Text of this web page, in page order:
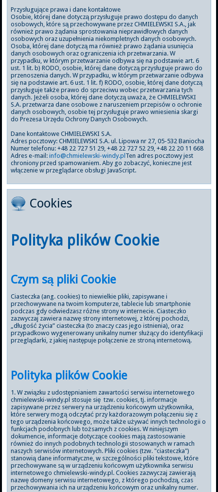
Przysługujące prawa i dane kontaktowe
Osobie, której dane dotyczą przysługuje prawo dostępu do danych
osobowych, które są przechowywane przez CHMIELEWSKI S.A., jak
również prawo żądania sprostowania nieprawidłowych danych
osobowych oraz uzupełnienia niekompletnych danych osobowych.
Osoba, której dane dotyczą ma również prawo żądania usunięcia
danych osobowych oraz ograniczenia ich przetwarzania. W
przypadku, w którym przetwarzanie odbywa się na podstawie art. 6
ust. 1 lit. b) RODO, osobie, której dane dotyczą przysługuje prawo do
przenoszenia danych. W przypadku, w którym przetwarzanie odbywa
się na podstawie art. 6 ust. 1 lit. f) RODO, osobie, której dane dotyczą
przysługuje także prawo do sprzeciwu wobec przetwarzania tych
danych. Jeżeli osoba, której dane dotyczą uważa, że CHMIELEWSKI
S.A. przetwarza dane osobowe z naruszeniem przepisów o ochronie
danych osobowych, osobie tej przysługuje prawo wniesienia skargi
do Prezesa Urzędu Ochrony Danych Osobowych.
Dane kontaktowe CHMIELEWSKI S.A.
Adres pocztowy: CHMIELEWSKI S.A. ul. Lipowa nr 27, 05-532 Baniocha
Numer telefonu: +48 22 727 51 29, +48 22 727 52 29, +48 22 20 11 668
Adres e-mail:info@chmielewski-windy.pl Ten adres pocztowy jest
chroniony przed spamowaniem. Aby go zobaczyć, konieczne jest
włączenie w przeglądarce obsługi JavaScript.
Cookies
Polityka plików Cookie
Czym są pliki Cookie
Ciasteczka (ang. cookies) to niewielkie pliki, zapisywane i
przechowywane na twoim komputerze, tablecie lub smartphonie
podczas gdy odwiedzasz różne strony w internecie. Ciasteczko
zazwyczaj zawiera nazwę strony internetowej, z której pochodzi,
„długość życia” ciasteczka (to znaczy czas jego istnienia), oraz
przypadkowo wygenerowany unikalny numer służący do identyfikacji
przeglądarki, z jakiej następuje połączenie ze stroną internetową.
Polityka plików Cookie
1. W związku z udostępnianiem zawartości serwisu internetowego
chmielewski-windy.pl stosuje się tzw. cookies, tj. informacje
zapisywane przez serwery na urządzeniu końcowym użytkownika,
które serwery mogą odczytać przy każdorazowym połączeniu się z
tego urządzenia końcowego, może także używać innych technologii o
funkcjach podobnych lub tożsamych z cookies. W niniejszym
dokumencie, informacje dotyczące cookies mają zastosowanie
również do innych podobnych technologii stosowanych w ramach
naszych serwisów internetowych. Pliki cookies (tzw. "ciasteczka")
stanowią dane informatyczne, w szczególności pliki tekstowe, które
przechowywane są w urządzeniu końcowym użytkownika serwisu
internetowego chmielewski-windy.pl. Cookies zazwyczaj zawierają
nazwę domeny serwisu internetowego, z którego pochodzą, czas
przechowywania ich na urządzeniu końcowym oraz unikalny numer.